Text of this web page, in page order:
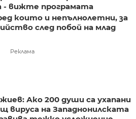
- вижте програмата
които и непълнолетни, за
след побой на млад
Реклама
Ако 200 души са ухапани
вируса на Западнонилската